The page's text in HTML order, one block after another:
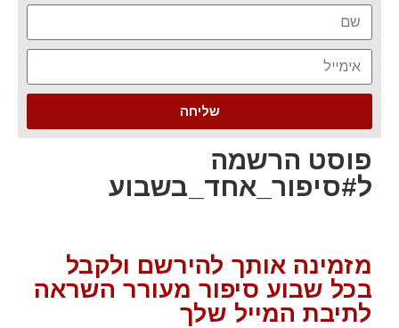
שליחה
פוסט הרשמה
ל#סיפור_אחד_בשבוע
מזמינה אותך להירשם ולקבל
בכל שבוע סיפור מעורר השראה
לתיבת המייל שלך